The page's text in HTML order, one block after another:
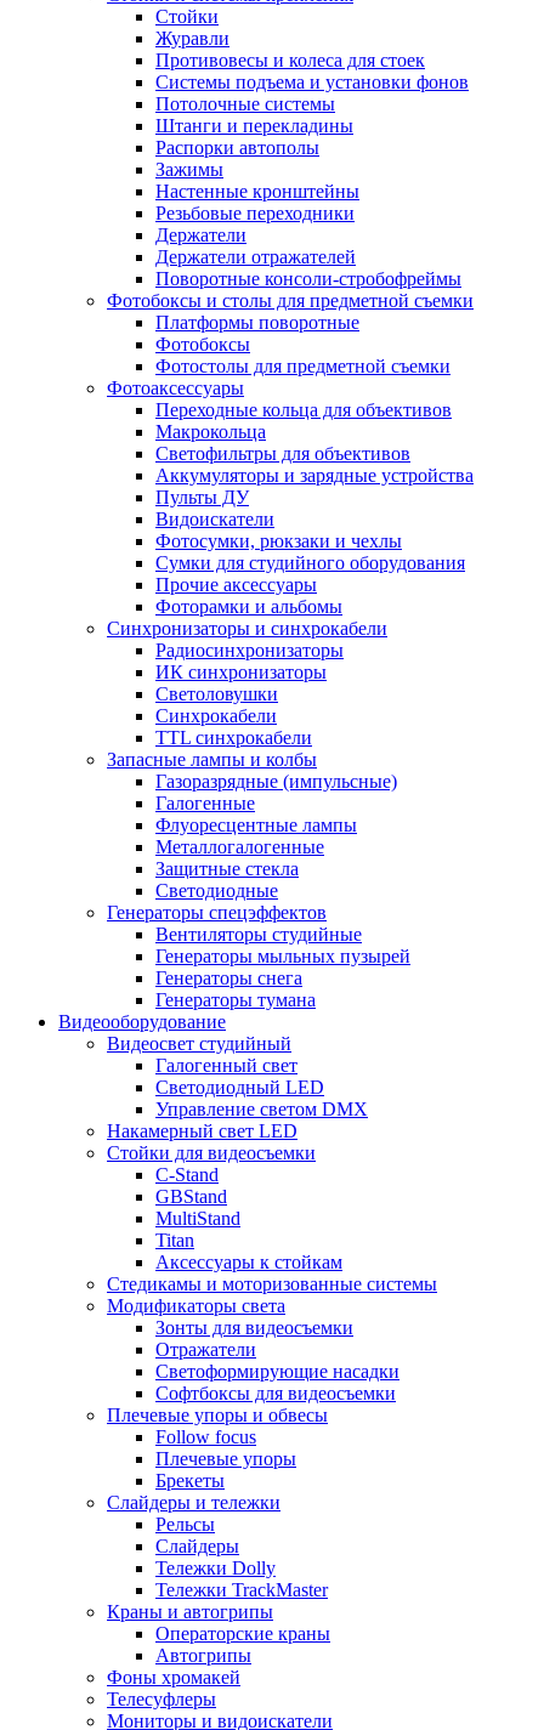
Стойки
Журавли
Противовесы и колеса для стоек
Системы подъема и установки фонов
Потолочные системы
Штанги и перекладины
Распорки автополы
Зажимы
Настенные кронштейны
Резьбовые переходники
Держатели
Держатели отражателей
Поворотные консоли-стробофреймы
Фотобоксы и столы для предметной съемки
Платформы поворотные
Фотобоксы
Фотостолы для предметной съемки
Фотоаксессуары
Переходные кольца для объективов
Макрокольца
Светофильтры для объективов
Аккумуляторы и зарядные устройства
Пульты ДУ
Видоискатели
Фотосумки, рюкзаки и чехлы
Сумки для студийного оборудования
Прочие аксессуары
Фоторамки и альбомы
Синхронизаторы и синхрокабели
Радиосинхронизаторы
ИК синхронизаторы
Светоловушки
Синхрокабели
TTL синхрокабели
Запасные лампы и колбы
Газоразрядные (импульсные)
Галогенные
Флуоресцентные лампы
Металлогалогенные
Защитные стекла
Светодиодные
Генераторы спецэффектов
Вентиляторы студийные
Генераторы мыльных пузырей
Генераторы снега
Генераторы тумана
Видеооборудование
Видеосвет студийный
Галогенный свет
Светодиодный LED
Управление светом DMX
Накамерный свет LED
Стойки для видеосъемки
C-Stand
GBStand
MultiStand
Titan
Аксессуары к стойкам
Стедикамы и моторизованные системы
Модификаторы света
Зонты для видеосъемки
Отражатели
Светоформирующие насадки
Софтбоксы для видеосъемки
Плечевые упоры и обвесы
Follow focus
Плечевые упоры
Брекеты
Слайдеры и тележки
Рельсы
Слайдеры
Тележки Dolly
Тележки TrackMaster
Краны и автогрипы
Операторские краны
Автогрипы
Фоны хромакей
Телесуфлеры
Мониторы и видоискатели